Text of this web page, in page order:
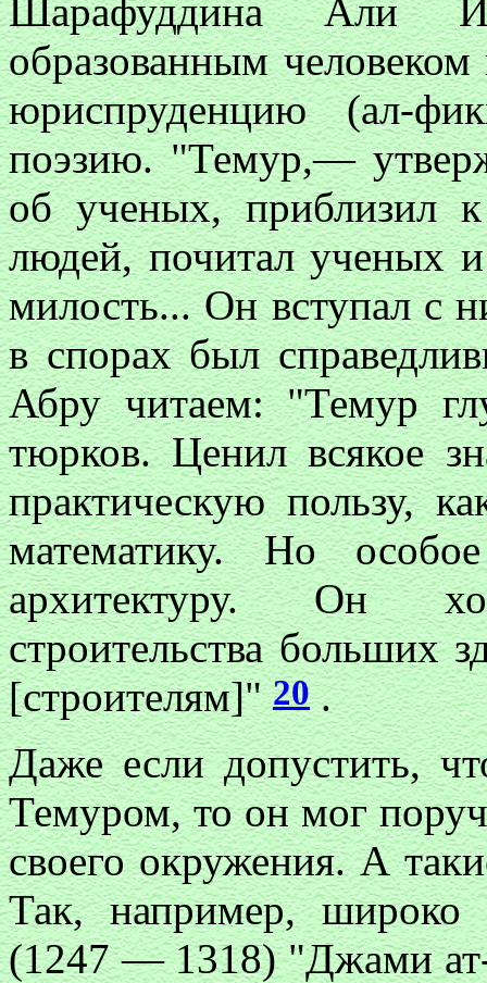
Шарафуддина Али
образованным
юриспруденцию (ал-
поэзию. "Темур,—
об ученых, приблизил
людей, почитал ученых
милость... Он вступал с
в спорах был
Абру читаем: "Темур
тюрков. Ценил всякое
практическую пользу,
математику. Но
архитектуру. Он
строительства больших
[строителям]"20.
Даже если допустить,
Темуром, то он мог
своего окружения. А
Так, например, широко
(1247 — 1318) "Джами ат-